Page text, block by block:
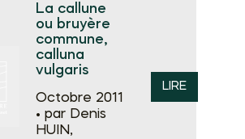
La callune
ou bruyère
commune,
calluna
vulgaris
Octobre 2011
• par Denis
HUIN,
LIRE